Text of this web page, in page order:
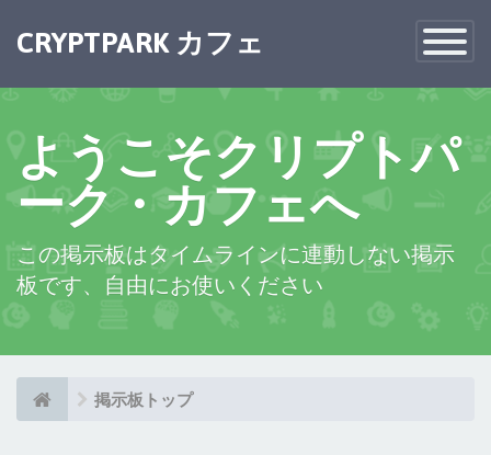
Toggle
CRYPTPARK カフェ ×
ようこそクリプトパ
ーク・カフェへ
この掲示板はタイムラインに連動しない掲示
板です、自由にお使いください
掲示板トップ